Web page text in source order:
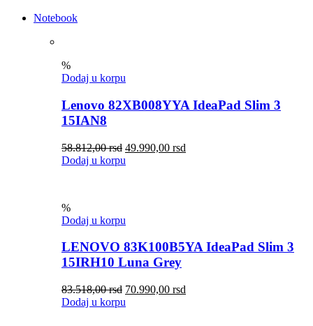
Notebook
%
Dodaj u korpu
Lenovo 82XB008YYA IdeaPad Slim 3
15IAN8
58.812,00rsd 49.990,00 rsd
Dodaj u korpu
%
Dodaj u korpu
LENOVO 83K100B5YA IdeaPad Slim 3
15IRH10 Luna Grey
83.518,00rsd 70.990,00 rsd
Dodaj u korpu